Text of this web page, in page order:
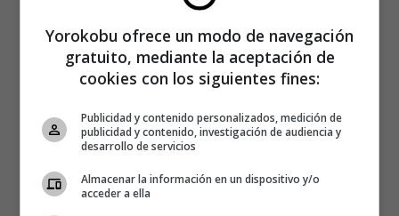
Yorokobu ofrece un modo de navegación
gratuito, mediante la aceptación de
cookies con los siguientes fines:
Publicidad y contenido personalizados, medición de
publicidad y contenido, investigación de audiencia y
desarrollo de servicios
Almacenar la información en un dispositivo y/o
acceder a ella